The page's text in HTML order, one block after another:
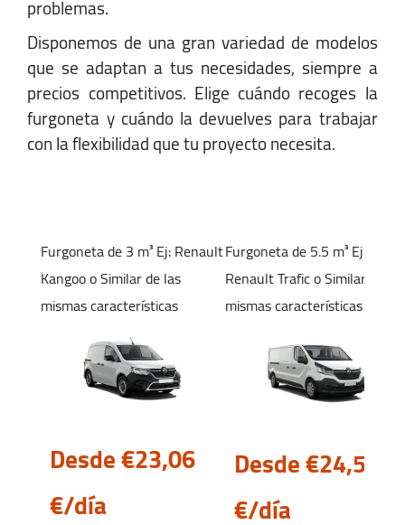
+34 652 952 388
zaragoza@autofurgo.com
Ver Mapa
Sábado:09:00 - 17:00
Domingo:09:00 - 21:00
problemas.
Disponemos de una gran variedad de modelos
que se adaptan a tus necesidades, siempre a
precios competitivos. Elige cuándo recoges la
furgoneta y cuándo la devuelves para trabajar
con la flexibilidad que tu proyecto necesita.
Furgoneta de 3 m³Ej: Renault
Kangooo Similar de las
mismas características
Desde €23,06
€/día
Furgoneta de 5.5 m³Ej:
Renault Trafico Similar de las
mismas características
Desde €24,53
€/día